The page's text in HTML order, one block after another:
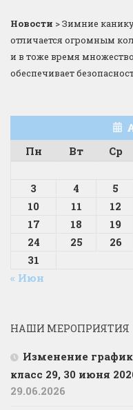
Новости >Зимние
отличается огромным
и в тоже время
обеспечивает
Пн
Вт Ср
3
4 5
10
11 12
17
18 19
24
25 26
31
« Июн
НАШИ МЕРОПРИЯТИЯ
Изменение
класс 29, 30 июня
29.06.2026